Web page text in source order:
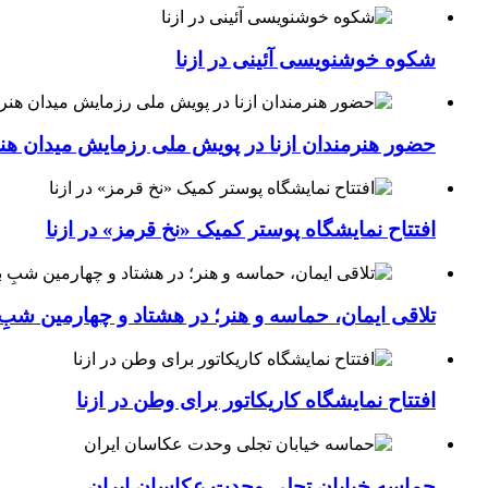
شکوه خوشنویسی آئینی در ازنا
حضور هنرمندان ازنا در پویش ملی رزمایش میدان
افتتاح نمایشگاه پوستر کمیک «نخ قرمز» در ازنا
تلاقی ایمان، حماسه و هنر؛ در هشتاد و چهارمین شبِ
افتتاح نمایشگاه کاریکاتور برای وطن در ازنا